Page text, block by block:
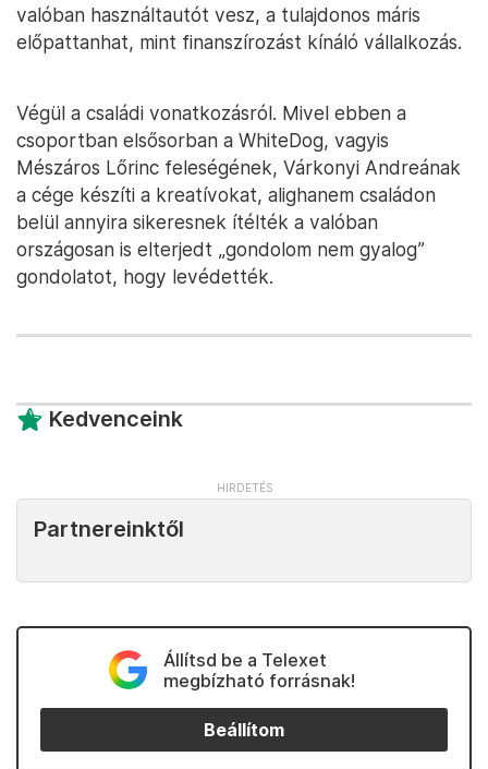
valóban használtautót vesz, a tulajdonos máris
előpattanhat, mint finanszírozást kínáló vállalkozás.
Végül a családi vonatkozásról. Mivel ebben a
csoportban elsősorban a WhiteDog, vagyis
Mészáros Lőrinc feleségének, Várkonyi Andreának
a cége készíti a kreatívokat, alighanem családon
belül annyira sikeresnek ítélték a valóban
országosan is elterjedt „gondolom nem gyalog”
gondolatot, hogy levédették.
Kedvenceink
Partnereinktől
Állítsd be a Telexet
megbízható forrásnak!
Beállítom